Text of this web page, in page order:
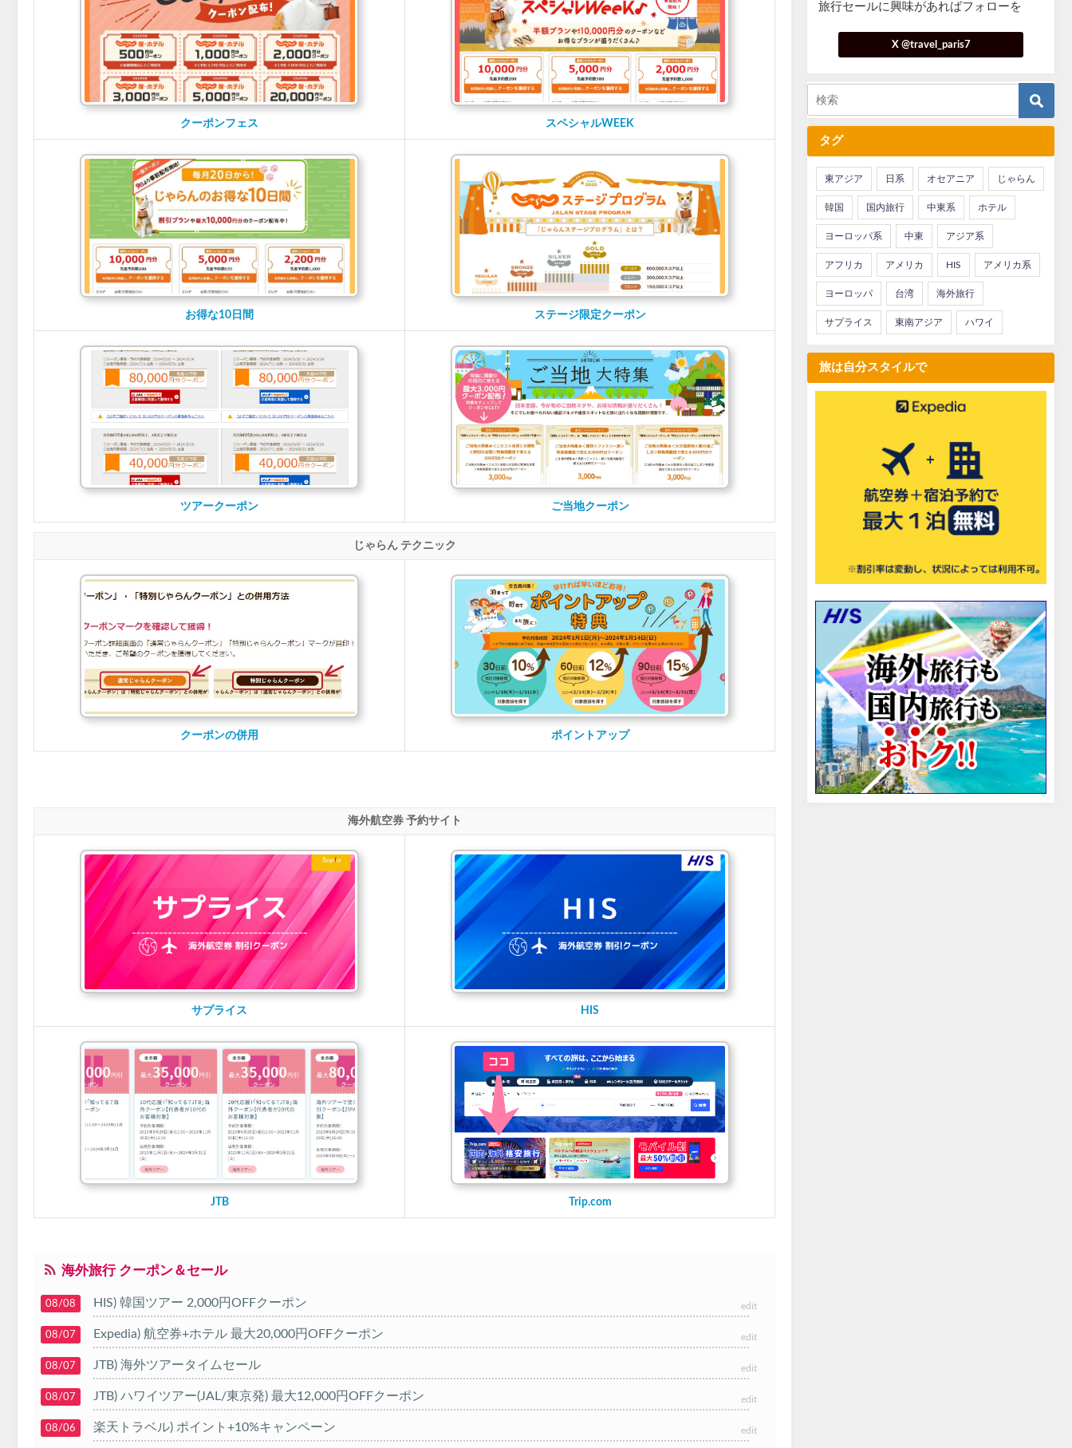
クーポンフェス スペシャルWEEK
お得な10日間 ステージ限定クーポン
ツアークーポン ご当地クーポン
じゃらん テクニック
クーポンの併用 ポイントアップ
海外航空券 予約サイト
サプライス HIS
JTB Trip.com
海外旅行 クーポン＆セール
08/08 HIS) 韓国ツアー 2,000円OFFクーポン edit
08/07 Expedia) 航空券+ホテル 最大20,000円OFFクーポン edit
08/07 JTB) 海外ツアータイムセール edit
08/07 JTB) ハワイツアー(JAL/東京発) 最大12,000円OFFクーポン edit
08/06 楽天トラベル) ポイント+10%キャンペーン edit
旅行セールに興味があればフォローを
X @travel_paris7
タグ
東アジア 日系 オセアニア じゃらん
韓国 国内旅行 中東系 ホテル
ヨーロッパ系 中東 アジア系
アフリカ アメリカ HIS アメリカ系
ヨーロッパ 台湾 海外旅行
サプライス 東南アジア ハワイ
旅は自分スタイルで